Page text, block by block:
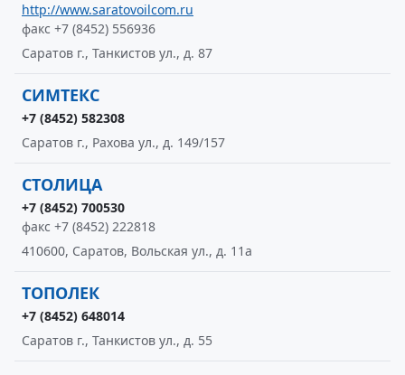
http://www.saratovoilcom.ru
факс +7 (8452) 556936
Саратов г., Танкистов ул., д. 87
СИМТЕКС
+7 (8452) 582308
Саратов г., Рахова ул., д. 149/157
СТОЛИЦА
+7 (8452) 700530
факс +7 (8452) 222818
410600, Саратов, Вольская ул., д. 11а
ТОПОЛЕК
+7 (8452) 648014
Саратов г., Танкистов ул., д. 55